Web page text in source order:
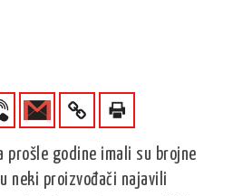
prošle godine imali su brojne
neki proizvođači najavili